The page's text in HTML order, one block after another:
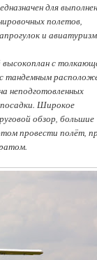
для
полетов,
и
высокоплан с
тандемным
неподготовленных
Широкое
обзор, большие
провести полёт,